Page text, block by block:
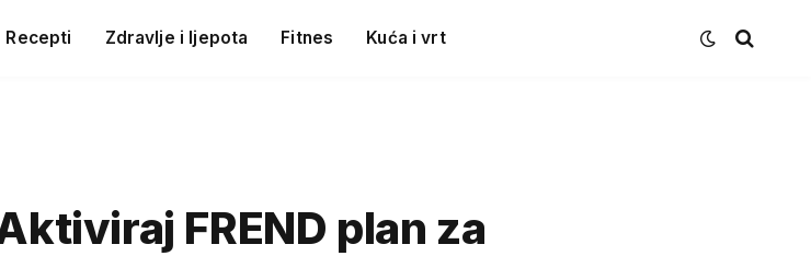
Recepti Zdravlje i ljepota Fitnes Kuća i vrt
FREND plan za